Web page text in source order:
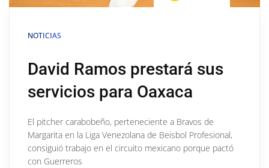
NOTICIAS
David Ramos prestará sus
servicios para Oaxaca
El pitcher carabobeño, perteneciente a Bravos de
Margarita en la Liga Venezolana de Beisbol Profesional,
consiguió trabajo en el circuito mexicano porque pactó
con Guerreros